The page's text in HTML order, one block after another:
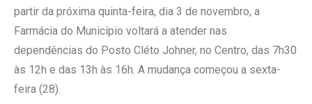
partir da próxima quinta-feira, dia 3 de novembro, a
Farmácia do Município voltará a atender nas
dependências do Posto Cléto Johner, no Centro, das 7h30
às 12h e das 13h às 16h. A mudança começou a sexta-
feira (28).